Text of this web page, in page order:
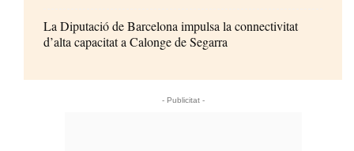
La Diputació de Barcelona impulsa la connectivitat
d’alta capacitat a Calonge de Segarra
- Publicitat -